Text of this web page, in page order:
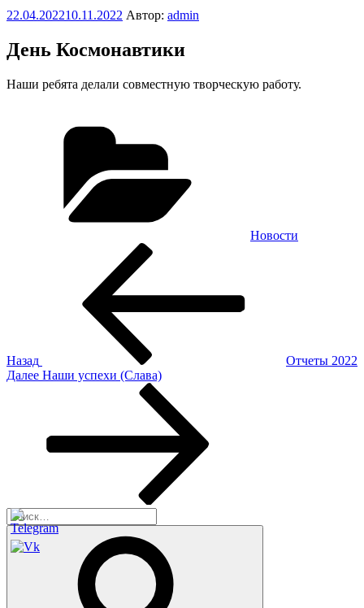
Опубликовано
22.04.202210.11.2022 Автор: admin
День Космонавтики
Наши ребята делали совместную творческую работу.
Новости
Назад
Отчеты 2022
Следующая
Далее Наши успехи (Слава)
Искать: